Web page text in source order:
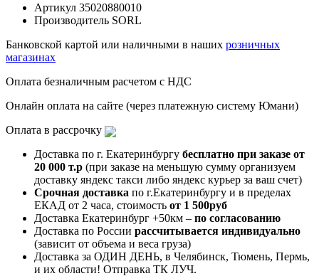
Артикул 35020880010
Производитель SORL
Банковской картой или наличными в наших розничных
магазинах
Оплата безналичным расчетом с НДС
Онлайн оплата на сайте (через платежную систему Юмани)
Оплата в рассрочку
Доставка по г. Екатеринбургу бесплатно при заказе от
20 000 т.р (при заказе на меньшую сумму организуем
доставку яндекс такси либо яндекс курьер за ваш счет)
Срочная доставка по г.Екатеринбургу и в пределах
ЕКАД от 2 часа, стоимость от 1 500руб
Доставка Екатеринбург +50км – по согласованию
Доставка по России рассчитывается индивидуально
(зависит от объема и веса груза)
Доставка за ОДИН ДЕНЬ, в Челябинск, Тюмень, Пермь,
и их области! Отправка ТК ЛУЧ.